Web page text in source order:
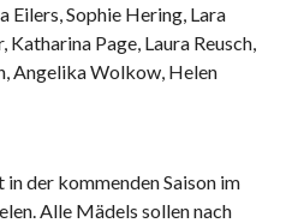
Eilers, Sophie Hering, Lara
Page, Laura Reusch,
Angelika Wolkow, Helen
der kommenden Saison im
Alle Mädels sollen nach